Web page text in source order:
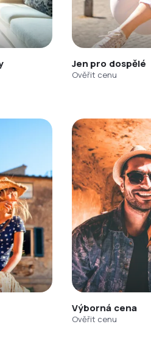
Jen pro dospělé
Ověřit cenu
Výborná cena
Ověřit cenu